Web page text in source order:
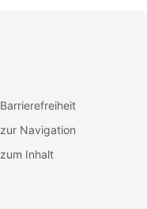
Barrierefreiheit
zur Navigation
zum Inhalt